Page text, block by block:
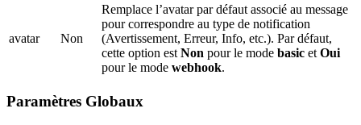
avatar Non
Remplace l’avatar par défaut associé au message
pour correspondre au type de notification
(Avertissement, Erreur, Info, etc.). Par défaut,
cette option est Non pour le mode basic et Oui
pour le mode webhook.
Paramètres Globaux